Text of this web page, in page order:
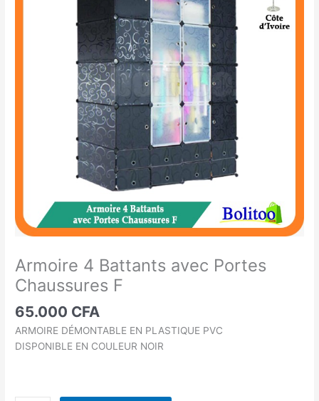
Armoire 4 Battants avec Portes
Chaussures F
65.000 CFA
ARMOIRE DÉMONTABLE EN PLASTIQUE PVC
DISPONIBLE EN COULEUR NOIR